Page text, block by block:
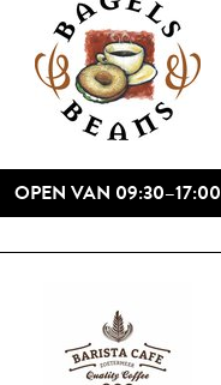
OPEN VAN 09:30–17:00